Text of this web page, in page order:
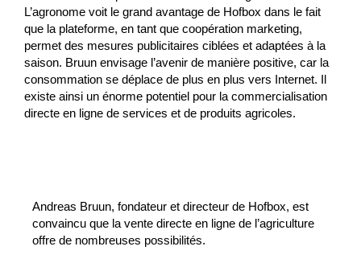
L’agronome voit le grand avantage de Hofbox dans le fait
que la plateforme, en tant que coopération marketing,
permet des mesures publicitaires ciblées et adaptées à la
saison. Bruun envisage l’avenir de manière positive, car la
consommation se déplace de plus en plus vers Internet. Il
existe ainsi un énorme potentiel pour la commercialisation
directe en ligne de services et de produits agricoles.
Andreas Bruun, fondateur et directeur de Hofbox, est
convaincu que la vente directe en ligne de l’agriculture
offre de nombreuses possibilités.